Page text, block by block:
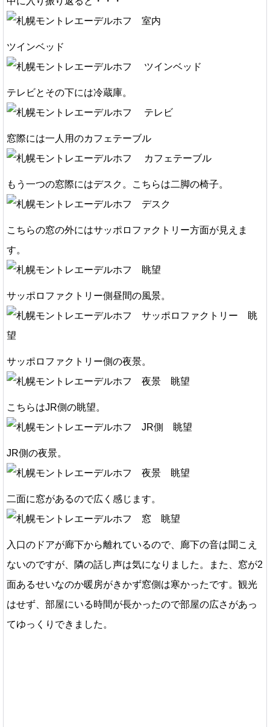
ツインベッド
テレビとその下には冷蔵庫。
窓際には一人用のカフェテーブル
もう一つの窓際にはデスク。こちらは二脚の椅子。
こちらの窓の外にはサッポロファクトリー方面が見えま
す。
サッポロファクトリー側昼間の風景。
サッポロファクトリー側の夜景。
こちらはJR側の眺望。
JR側の夜景。
二面に窓があるので広く感じます。
入口のドアが廊下から離れているので、廊下の音は聞こえ
ないのですが、隣の話し声は気になりました。また、窓が2
面あるせいなのか暖房がきかず窓側は寒かったです。観光
はせず、部屋にいる時間が長かったので部屋の広さがあっ
てゆっくりできました。